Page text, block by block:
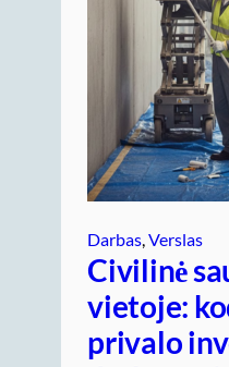
Darbas, Verslas
Civilinė
vietoje:
privalo